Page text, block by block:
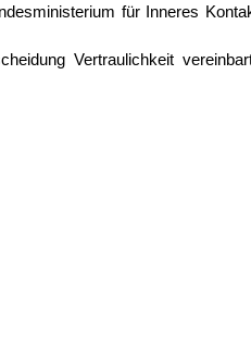
für Inneres
Vertraulichkeit